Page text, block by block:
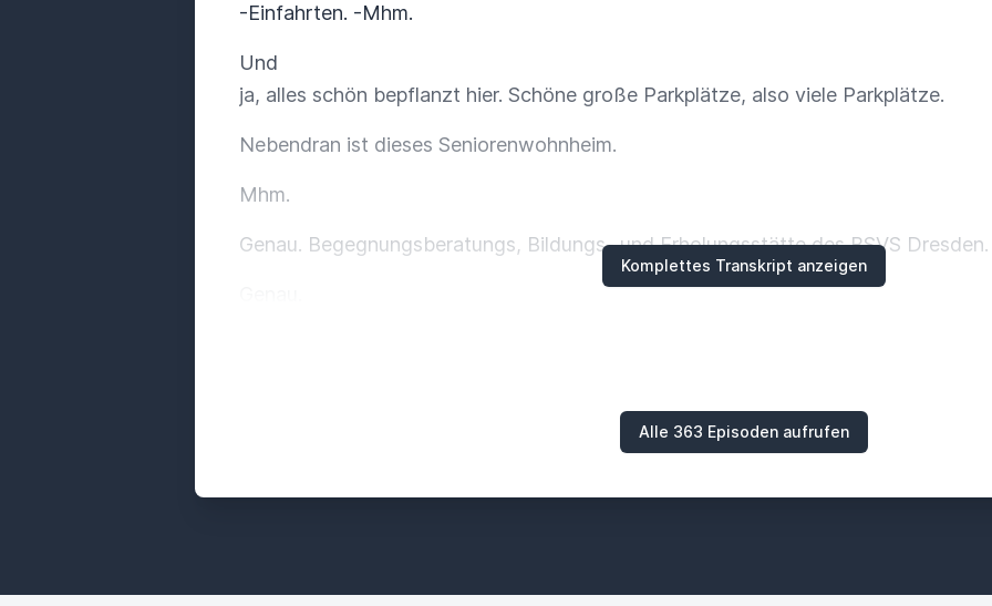
Komplettes Transkript anzeigen
-Einfahrten. -Mhm.
Und
ja, alles schön bepflanzt hier. Schöne große Parkplätze, also viele Parkplätze.
Nebendran ist dieses Seniorenwohnheim.
Mhm.
Genau. Begegnungsberatungs, Bildungs- und Erholungsstätte des BSVS Dresden.
sozusagen, denn Zivilisation ist hier schon ein bisschen weiter weg.
Genau, die haben seinen Aufzug von außen angebaut.
-Haus so lang denkmalgeschützt wird. -Unter Garantie, das ist ja...
Alle 363 Episoden aufrufen